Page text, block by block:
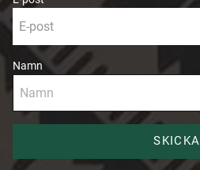
Namn
SKICKA